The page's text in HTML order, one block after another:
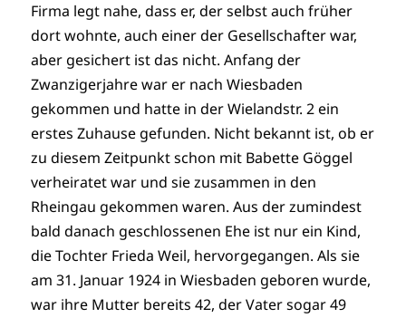
Firma legt nahe, dass er, der selbst auch früher
dort wohnte, auch einer der Gesellschafter war,
aber gesichert ist das nicht. Anfang der
Zwanzigerjahre war er nach Wiesbaden
gekommen und hatte in der Wielandstr. 2 ein
erstes Zuhause gefunden. Nicht bekannt ist, ob er
zu diesem Zeitpunkt schon mit Babette Göggel
verheiratet war und sie zusammen in den
Rheingau gekommen waren. Aus der zumindest
bald danach geschlossenen Ehe ist nur ein Kind,
die Tochter Frieda Weil, hervorgegangen. Als sie
am 31. Januar 1924 in Wiesbaden geboren wurde,
war ihre Mutter bereits 42, der Vater sogar 49